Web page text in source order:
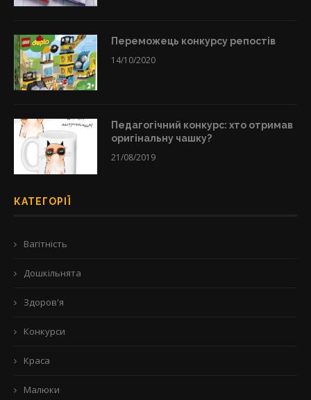
Переможець конкурсу репостів
14/10/2020
Педагогічний конкурс: хто отримав
оригінальну чашку?
21/08/2019
КАТЕГОРІЇ
Вагітність
Дошкільнята
Здоров'я
Конкурси
Краса
Малюки